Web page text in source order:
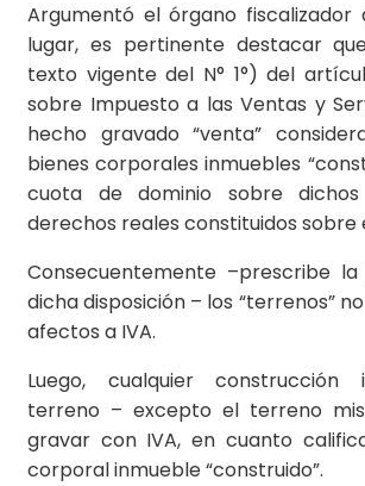
Argumentó el órgano fiscalizador
lugar, es pertinente destacar
texto vigente del N° 1°) del
sobre Impuesto a las Ventas y
hecho gravado “venta”
bienes corporales inmuebles
cuota de dominio sobre
derechos reales constituidos sobre
Consecuentemente –prescribe
dicha disposición – los “terrenos”
afectos a IVA.
Luego, cualquier construcción
terreno – excepto el terreno
gravar con IVA, en cuanto
corporal inmueble “construido”.